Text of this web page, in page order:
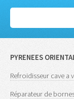
PYRENEES
Refroidisseur cave a
Réparateur de